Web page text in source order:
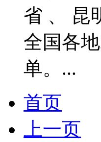
省 、 昆
全国各
单。...
首页
上一页